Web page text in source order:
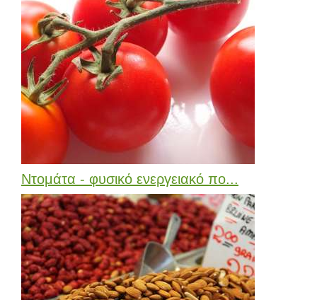
Ντομάτα - φυσικό ενεργειακό πο...